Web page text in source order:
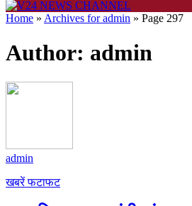
Home » Archives for admin » Page 297
Author: admin
admin
खबरें फटाफट